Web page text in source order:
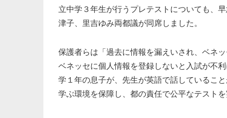
立中学３年生が行うプレテストについても、
津子、里吉ゆみ両都議が同席しました。
保護者らは「過去に情報を漏えいされ、ベネ
ベネッセに個人情報を登録しないと入試が不
学１年の息子が、先生が英語で話しているこ
学ぶ環境を保障し、都の責任で公平なテスト